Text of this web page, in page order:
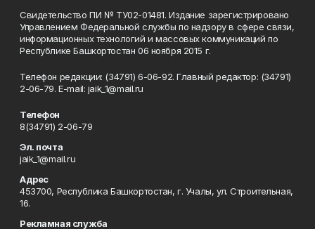
Свидетельство ПИ № ТУ02-01481. Издание зарегистрировано
Управлением Федеральной службы по надзору в сфере связи,
информационных технологий и массовых коммуникаций по
Республике Башкортостан 06 ноября 2015 г.
Телефон редакции: (34791) 6-06-92. Главный редактор: (34791)
2-06-79. Е-mаil: jaik_1@mail.ru
Телефон
8(34791) 2-06-79
Эл. почта
jaik_1@mail.ru
Адрес
453700, Республика Башкортостан, г. Учалы, ул. Строительная,
16.
Рекламная служба